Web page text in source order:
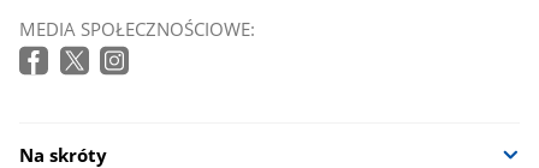
MEDIA SPOŁECZNOŚCIOWE:
Na skróty